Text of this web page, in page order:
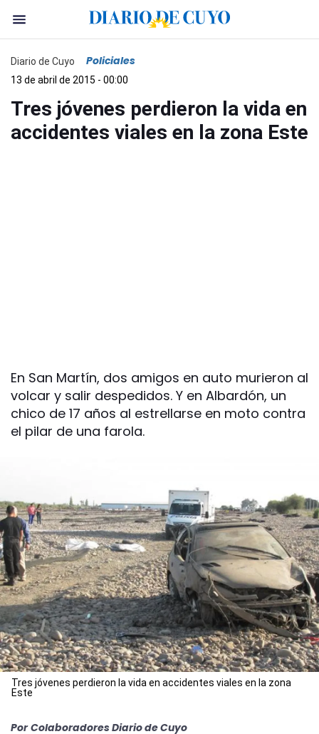
Diario de Cuyo Policiales
13 de abril de 2015 - 00:00
Tres jóvenes perdieron la vida en
accidentes viales en la zona Este
En San Martín, dos amigos en auto murieron al
volcar y salir despedidos. Y en Albardón, un
chico de 17 años al estrellarse en moto contra
el pilar de una farola.
Tres jóvenes perdieron la vida en accidentes viales en la zona
Este
Por Colaboradores Diario de Cuyo